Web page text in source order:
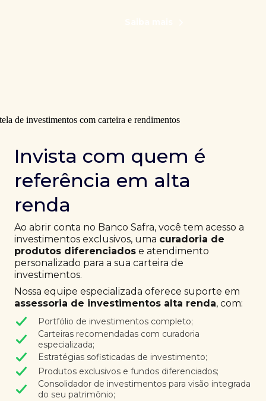
Invista com quem é
referência em alta
renda
Ao abrir conta no Banco Safra, você tem acesso a
investimentos exclusivos, uma curadoria de
produtos diferenciados e atendimento
personalizado para a sua carteira de
investimentos.
Nossa equipe especializada oferece suporte em
assessoria de investimentos alta renda, com:
Portfólio de investimentos completo;
Carteiras recomendadas com curadoria
especializada;
Estratégias sofisticadas de investimento;
Produtos exclusivos e fundos diferenciados;
Consolidador de investimentos para visão integrada
do seu patrimônio;